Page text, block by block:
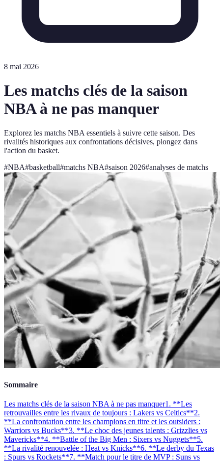
8 mai 2026
Les matchs clés de la saison
NBA à ne pas manquer
Explorez les matchs NBA essentiels à suivre cette saison. Des
rivalités historiques aux confrontations décisives, plongez dans
l'action du basket.
#NBA#basketball#matchs NBA#saison 2026#analyses de matchs
Sommaire
Les matchs clés de la saison NBA à ne pas manquer1. **Les
retrouvailles entre les rivaux de toujours : Lakers vs Celtics**2.
**La confrontation entre les champions en titre et les outsiders :
Warriors vs Bucks**3. **Le choc des jeunes talents : Grizzlies vs
Mavericks**4. **Battle of the Big Men : Sixers vs Nuggets**5.
**La rivalité renouvelée : Heat vs Knicks**6. **Le derby du Texas
: Spurs vs Rockets**7. **Match pour le titre de MVP : Suns vs